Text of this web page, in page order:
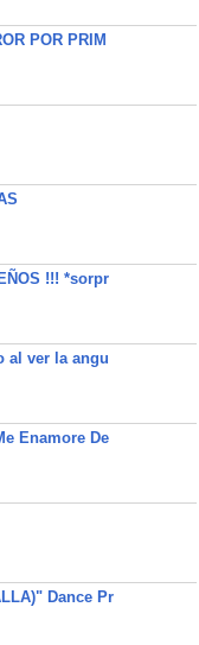
POR PRIM
!!! *sorpr
al ver la angu
Enamore De
Dance Pr